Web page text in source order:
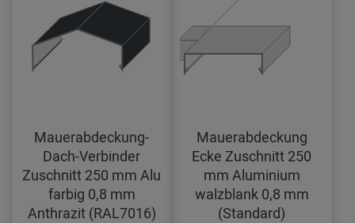
Mauerabdeckung-
Dach-Verbinder
Zuschnitt 250 mm Alu
farbig 0,8 mm
Anthrazit (RAL7016)
Mauerabdeckung
Ecke Zuschnitt 250
mm Aluminium
walzblank 0,8 mm
(Standard)